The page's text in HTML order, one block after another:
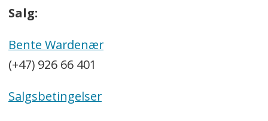
Salg:
Bente Wardenær
(+47) 926 66 401
Salgsbetingelser